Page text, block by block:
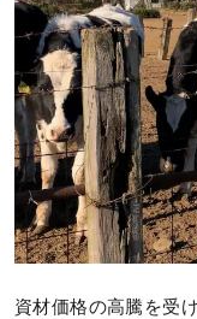
資材価格の高騰を受